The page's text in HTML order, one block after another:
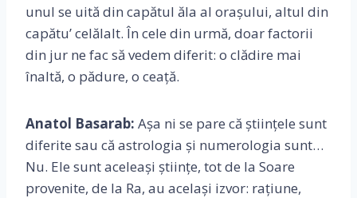
unul se uită din capătul ăla al orașului, altul din
capătu’ celălalt. În cele din urmă, doar factorii
din jur ne fac să vedem diferit: o clădire mai
înaltă, o pădure, o ceață.
Anatol Basarab: Așa ni se pare că științele sunt
diferite sau că astrologia și numerologia sunt…
Nu. Ele sunt aceleași științe, tot de la Soare
provenite, de la Ra, au același izvor: rațiune,